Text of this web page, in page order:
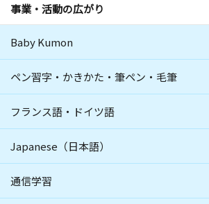
事業・活動の広がり
Baby Kumon
ペン習字・かきかた・筆ペン・毛筆
フランス語・ドイツ語
Japanese（日本語）
通信学習